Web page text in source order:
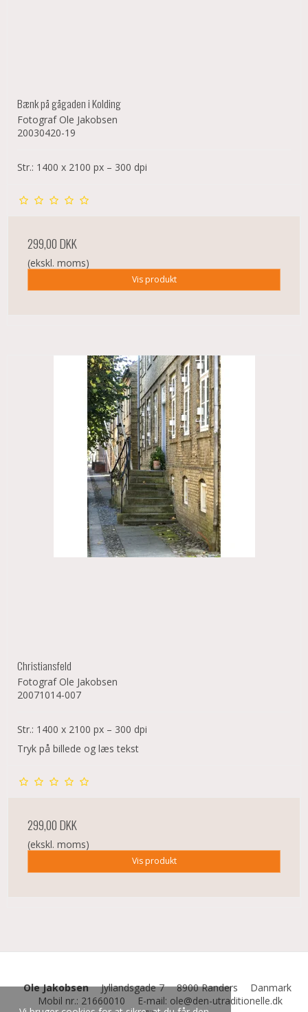
Bænk på gågaden i Kolding
Fotograf Ole Jakobsen
20030420-19
Str.: 1400 x 2100 px – 300 dpi
299,00 DKK
(ekskl. moms)
Vis produkt
Christiansfeld
Fotograf Ole Jakobsen
20071014-007
Str.: 1400 x 2100 px – 300 dpi
Tryk på billede og læs tekst
299,00 DKK
(ekskl. moms)
Vis produkt
Ole Jakobsen Jyllandsgade 7 8900 Randers
Danmark
Mobil nr.: 21660010 E-mail: ole@den-utraditionelle.dk